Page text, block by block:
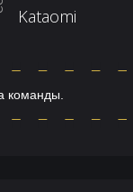
Kataomi
команды.